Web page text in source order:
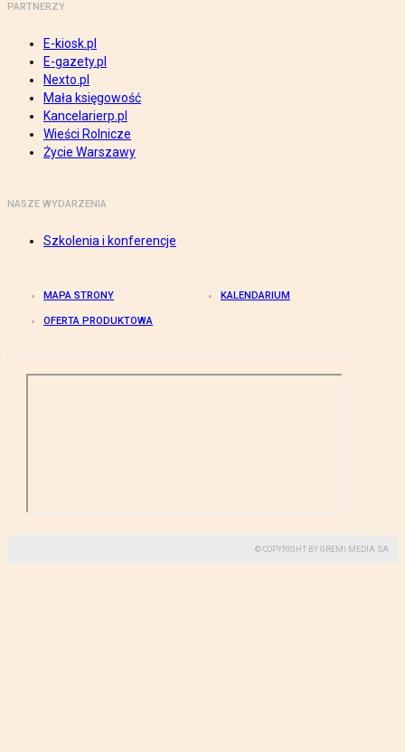
PARTNERZY
E-kiosk.pl
E-gazety.pl
Nexto.pl
Mała księgowość
Kancelarierp.pl
Wieści Rolnicze
Życie Warszawy
NASZE WYDARZENIA
Szkolenia i konferencje
MAPA STRONY KALENDARIUM
OFERTA PRODUKTOWA
© COPYRIGHT BY GREMI MEDIA SA